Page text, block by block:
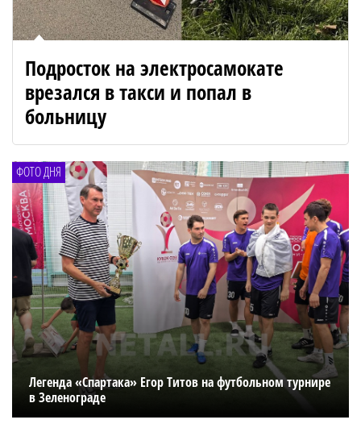
Подросток на электросамокате
врезался в такси и попал в
больницу
ФОТО ДНЯ
Легенда «Спартака» Егор Титов на футбольном турнире
в Зеленограде